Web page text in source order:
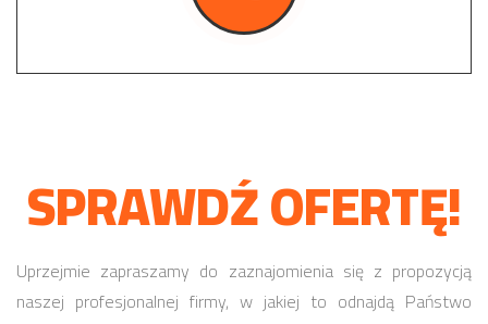
SPRAWDŹ OFERTĘ!
Uprzejmie zapraszamy do zaznajomienia się z propozycją
naszej profesjonalnej firmy, w jakiej to odnajdą Państwo